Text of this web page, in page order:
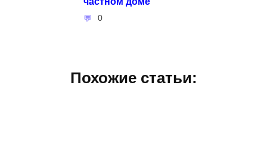
0
Похожие статьи: